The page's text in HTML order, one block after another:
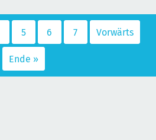
5 6 7 Vorwärts
Ende »